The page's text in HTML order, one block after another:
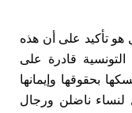
هو تأكيد على أن هذه
قادرة على
بحقوقها وإيمانها
لنساء ناضلن ورجال